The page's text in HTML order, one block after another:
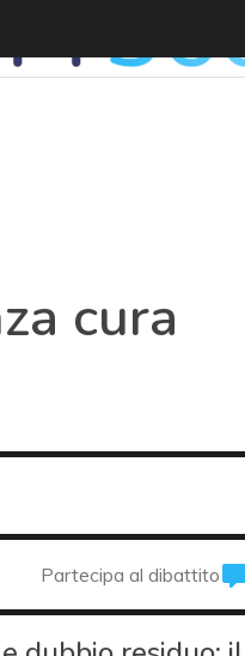
cura
Partecipa al dibattito